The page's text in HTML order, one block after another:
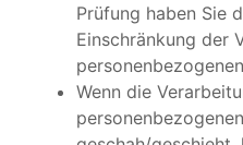
Prüfung haben Sie
Einschränkung der
Wenn die